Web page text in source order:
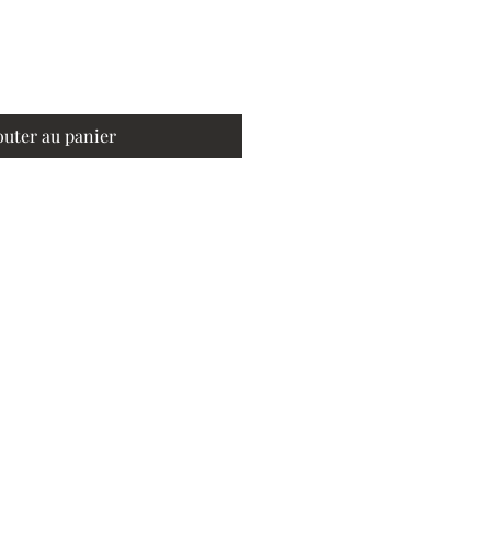
au panier